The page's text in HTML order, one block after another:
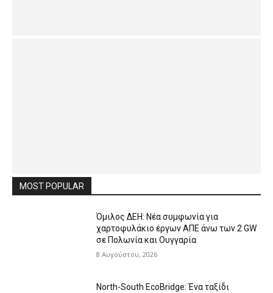
MOST POPULAR
Όμιλος ΔΕΗ: Νέα συμφωνία για
χαρτοφυλάκιο έργων ΑΠΕ άνω των 2 GW
σε Πολωνία και Ουγγαρία
8 Αυγούστου, 2026
North-South EcoBridge: Ένα ταξίδι